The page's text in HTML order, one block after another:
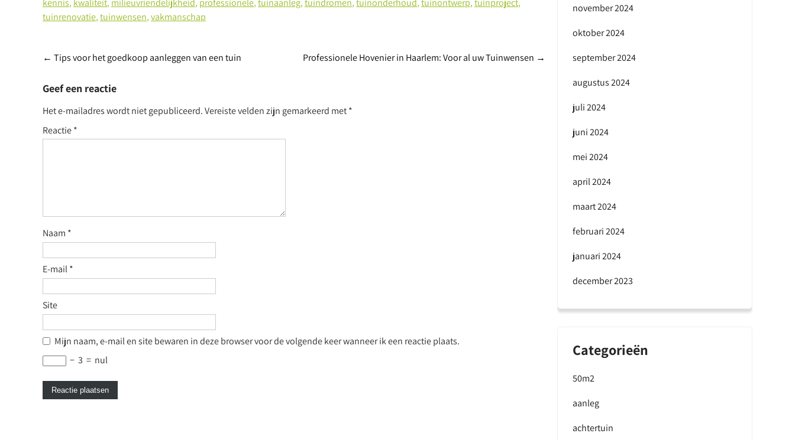
kennis, kwaliteit, milieuvriendelijkheid, professionele,tuinaanleg,tuindromen,tuinonderhoud,tuinontwerp,tuinproject,
tuinrenovatie,tuinwensen,vakmanschap
Berichtnavigatie
← Tips voor het goedkoop aanleggen van een tuin Professionele Hovenier in Haarlem: Voor al uw Tuinwensen →
Geef een reactie
Het e-mailadres wordt niet gepubliceerd.Vereiste velden zijn gemarkeerd met*
Reactie*
Naam *
E-mail*
Site
Mijn naam, e-mail en site bewaren in deze browser voor de volgende keer wanneer ik een reactie plaats.
− 3 = nul
november 2024
oktober 2024
september 2024
augustus 2024
juli 2024
juni 2024
mei 2024
april 2024
maart 2024
februari 2024
januari 2024
december 2023
Categorieën
50m2
aanleg
achtertuin